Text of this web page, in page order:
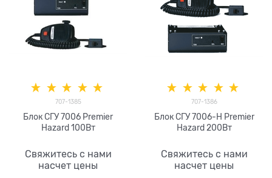
707-1385
Блок СГУ 7006 Premier
Hazard 100Вт
Свяжитесь с нами
насчет цены
707-1386
Блок СГУ 7006-H Premier
Hazard 200Вт
Свяжитесь с нами
насчет цены